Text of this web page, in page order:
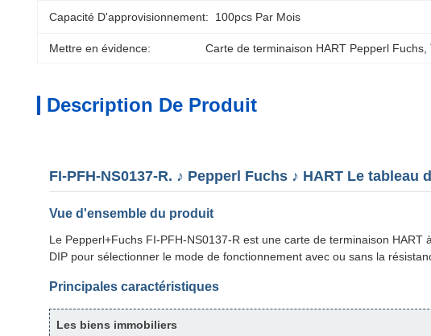
Capacité D'approvisionnement: 100pcs Par Mois
Mettre en évidence: Carte de terminaison HART Pepperl Fuchs
Description De Produit
FI-PFH-NS0137-R. ♪ Pepperl Fuchs ♪ HART Le tableau
Vue d'ensemble du produit
Le Pepperl+Fuchs FI-PFH-NS0137-R est une carte de terminaison
DIP pour sélectionner le mode de fonctionnement avec ou sans la
Principales caractéristiques
Les biens immobiliers